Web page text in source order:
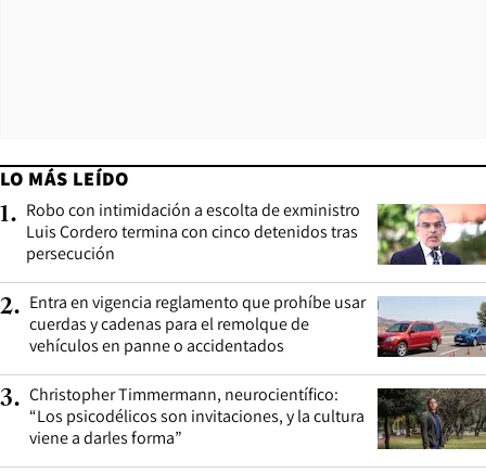
LO MÁS LEÍDO
1. Robo con intimidación a escolta de exministro
Luis Cordero termina con cinco detenidos tras
persecución
2. Entra en vigencia reglamento que prohíbe usar
cuerdas y cadenas para el remolque de
vehículos en panne o accidentados
3. Christopher Timmermann, neurocientífico:
“Los psicodélicos son invitaciones, y la cultura
viene a darles forma”